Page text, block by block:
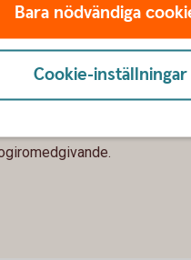
dig till Autogiro genom att
Bara nödvändiga
Cookie-inställningar